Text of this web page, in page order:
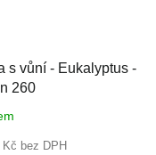
s vůní - Eukalyptus -
260
Kč bez DPH